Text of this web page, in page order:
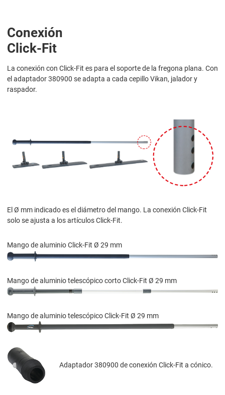
Conexión
Click-Fit
La conexión con Click-Fit es para el soporte de la fregona plana. Con
el adaptador 380900 se adapta a cada cepillo Vikan, jalador y
raspador.
El Ø mm indicado es el diámetro del mango. La conexión Click-Fit
solo se ajusta a los artículos Click-Fit.
Mango de aluminio Click-Fit Ø 29 mm
Mango de aluminio telescópico corto Click-Fit Ø 29 mm
Mango de aluminio telescópico Click-Fit Ø 29 mm
Adaptador 380900 de conexión Click-Fit a cónico.